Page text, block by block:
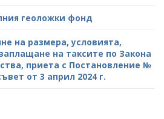
геоложки фонд
на размера, условията,
на таксите по Закона
приета с Постановление №
от 3 април 2024 г.